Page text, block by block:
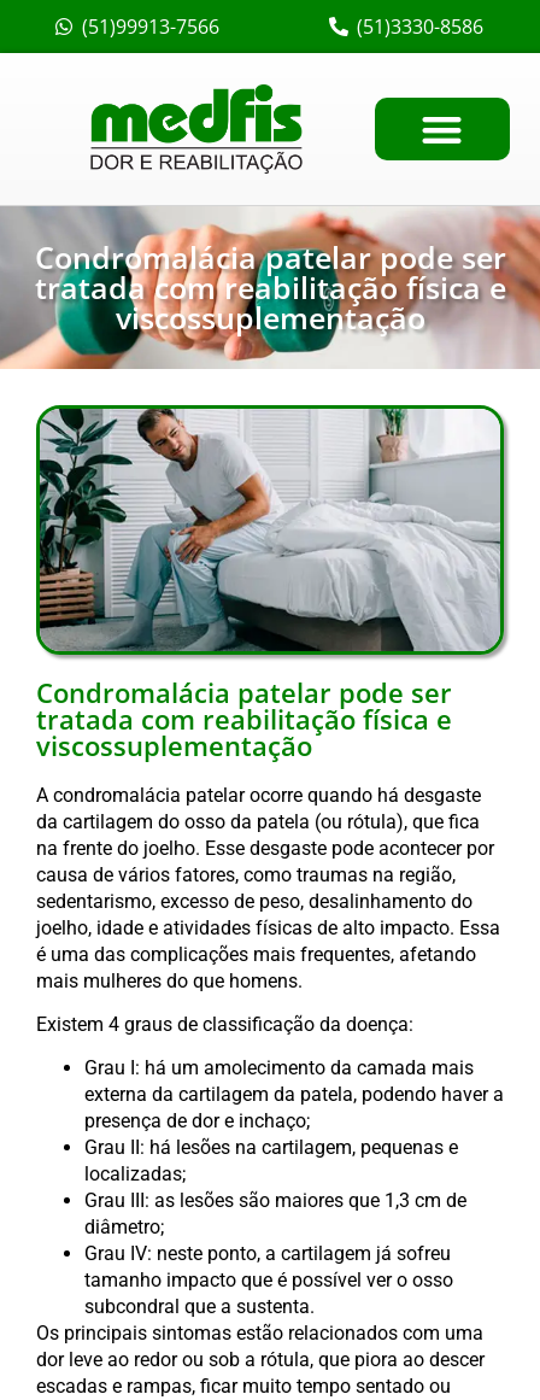
(51)99913-7566 (51)3330-8586
Condromalácia patelar pode ser
tratada com reabilitação física e
viscossuplementação
Condromalácia patelar pode ser
tratada com reabilitação física e
viscossuplementação
A condromalácia patelar ocorre quando há desgaste
da cartilagem do osso da patela (ou rótula), que fica
na frente do joelho. Esse desgaste pode acontecer por
causa de vários fatores, como traumas na região,
sedentarismo, excesso de peso, desalinhamento do
joelho, idade e atividades físicas de alto impacto. Essa
é uma das complicações mais frequentes, afetando
mais mulheres do que homens.
Existem 4 graus de classificação da doença:
Grau I: há um amolecimento da camada mais
externa da cartilagem da patela, podendo haver a
presença de dor e inchaço;
Grau II: há lesões na cartilagem, pequenas e
localizadas;
Grau III: as lesões são maiores que 1,3 cm de
diâmetro;
Grau IV: neste ponto, a cartilagem já sofreu
tamanho impacto que é possível ver o osso
subcondral que a sustenta.
Os principais sintomas estão relacionados com uma
dor leve ao redor ou sob a rótula, que piora ao descer
escadas e rampas, ficar muito tempo sentado ou